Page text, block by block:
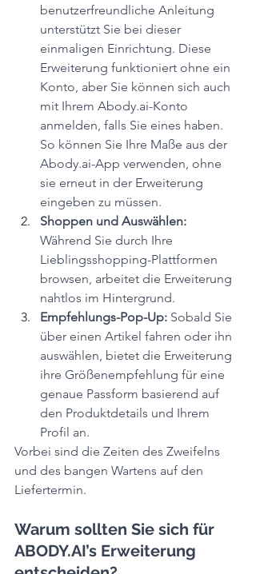
benutzerfreundliche Anleitung
unterstützt Sie bei dieser
einmaligen Einrichtung. Diese
Erweiterung funktioniert ohne ein
Konto, aber Sie können sich auch
mit Ihrem Abody.ai-Konto
anmelden, falls Sie eines haben.
So können Sie Ihre Maße aus der
Abody.ai-App verwenden, ohne
sie erneut in der Erweiterung
eingeben zu müssen.
Shoppen und Auswählen:
Während Sie durch Ihre
Lieblingsshopping-Plattformen
browsen, arbeitet die Erweiterung
nahtlos im Hintergrund.
Empfehlungs-Pop-Up: Sobald Sie
über einen Artikel fahren oder ihn
auswählen, bietet die Erweiterung
ihre Größenempfehlung für eine
genaue Passform basierend auf
den Produktdetails und Ihrem
Profil an.
Vorbei sind die Zeiten des Zweifelns
und des bangen Wartens auf den
Liefertermin.
Warum sollten Sie sich für
ABODY.AI’s Erweiterung